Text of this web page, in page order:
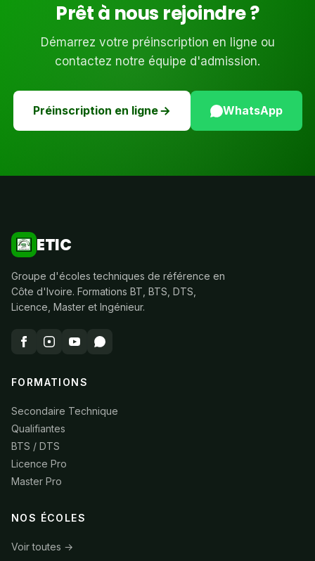
Prêt à nous rejoindre ?
Démarrez votre préinscription en ligne ou
contactez notre équipe d'admission.
Préinscription en ligne WhatsApp
ETIC
Groupe d'écoles techniques de référence en
Côte d'Ivoire. Formations BT, BTS, DTS,
Licence, Master et Ingénieur.
FORMATIONS
Secondaire Technique
Qualifiantes
BTS / DTS
Licence Pro
Master Pro
NOS ÉCOLES
Voir toutes →